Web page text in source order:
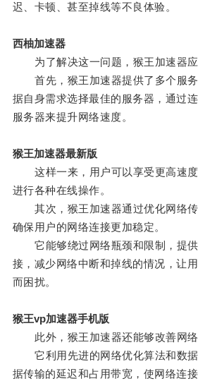
迟、卡顿、甚至掉线等不良体验。
西柚加速器
为了解决这一问题，猴王加速器应
首先，猴王加速器提供了多个服务
据自身需求选择最佳的服务器，通过
服务器来提升网络速度。
猴王加速器最新版
这样一来，用户可以享受更高速度
进行各种在线操作。
其次，猴王加速器通过优化网络传
确保用户的网络连接更加稳定。
它能够绕过网络瓶颈和限制，提供
接，减少网络中断和掉线的情况，让
而困扰。
猴王vp加速器手机版
此外，猴王加速器还能够改善网络
它利用先进的网络优化算法和数据
据传输的延迟和占用带宽，使网络连接